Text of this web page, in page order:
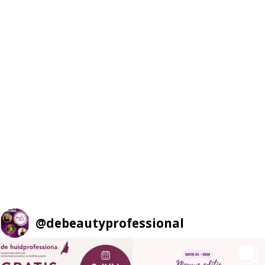
@debeautyprofessional